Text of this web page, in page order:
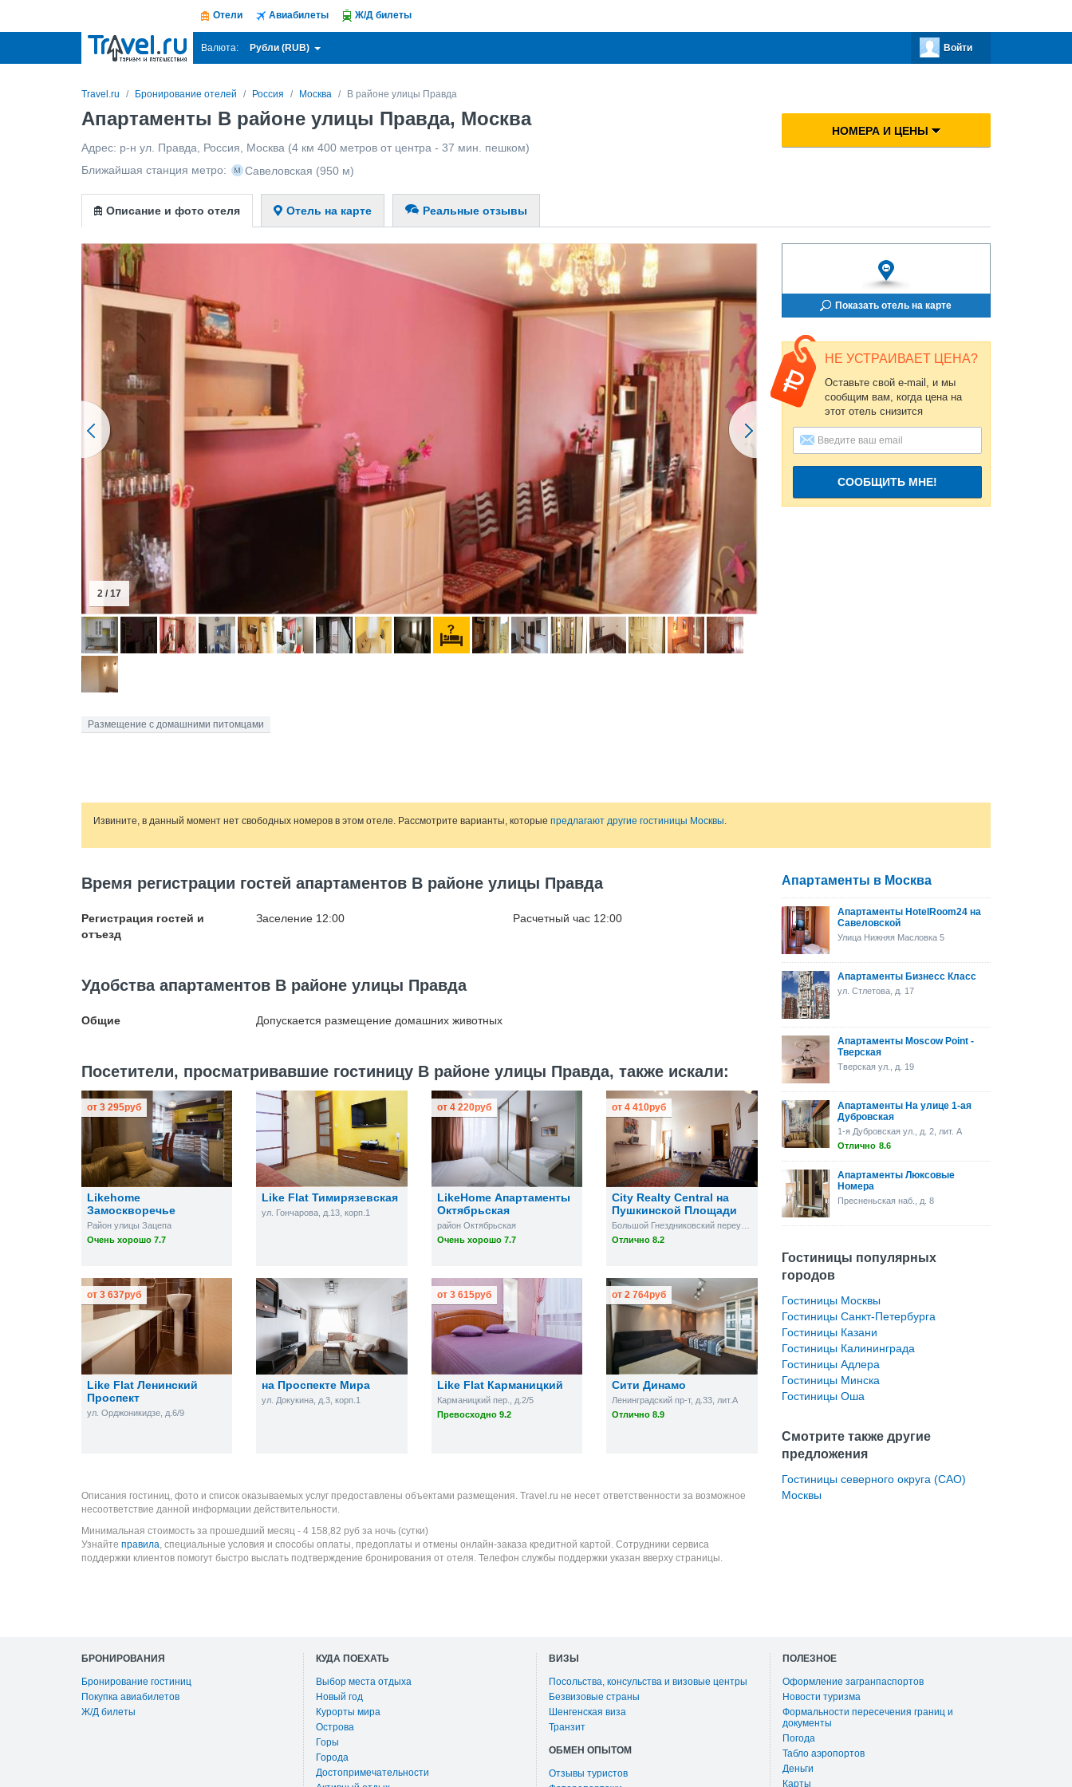
Отели Авиабилеты Ж/Д билеты
Валюта: Рубли (RUB) Войти
Travel.ru Бронирование отелей Россия Москва В районе улицы Правда
Апартаменты В районе улицы Правда, Москва
Адрес: р-н ул. Правда Россия Москва (4 км 400 метров от центра - 37 мин. пешком)
Ближайшая станция метро:
Савеловская (950 м)
НОМЕРА И ЦЕНЫ
Описание и фото отеля Отель на карте Реальные отзывы
2 / 17
Размещение с домашними питомцами
Показать отель на карте
НЕ УСТРАИВАЕТ ЦЕНА?
Оставьте свой e-mail, и мы
сообщим вам, когда цена на
этот отель снизится
СООБЩИТЬ МНЕ!
Извините, в данный момент нет свободных номеров в этом отеле. Рассмотрите варианты, которые предлагают другие гостиницы Москвы.
Время регистрации гостей апартаментов В районе улицы Правда
Регистрация гостей и
отъезд
Заселение 12:00 Расчетный час 12:00
Удобства апартаментов В районе улицы Правда
Общие Допускается размещение домашних животных
Посетители, просматривавшие гостиницу В районе улицы Правда, также искали:
Likehome
Замоскворечье
Район улицы Зацепа
Очень хорошо 7.7
от 3 295руб
Like Flat Тимирязевская
ул. Гончарова, д.13, корп.1
LikeHome Апартаменты
Октябрьская
район Октябрьская
Очень хорошо 7.7
от 4 220руб
City Realty Central на
Пушкинской Площади
Отлично 8.2
от4 410руб
Like Flat Ленинский
Проспект
ул. Орджоникидзе, д.6/9
от 3 637руб
на Проспекте Мира
ул. Докукина, д.3, корп.1
Like Flat Карманицкий
Карманицкий пер., д.2/5
Превосходно 9.2
от 3 615руб
Сити Динамо
Ленинградский пр-т, д.33, лит.А
Отлично 8.9
от2 764руб
Описания гостиниц, фото и список оказываемых услуг предоставлены объектами размещения. Travel.ru не несет ответственности за возможное
несоответствие данной информации действительности.
Минимальная стоимость за прошедший месяц - 4 158,82 руб за ночь (сутки)
Узнайте правила, специальные условия и способы оплаты, предоплаты и отмены онлайн-заказа кредитной картой. Сотрудники сервиса
поддержки клиентов помогут быстро выслать подтверждение бронирования от отеля. Телефон службы поддержки указан вверху страницы.
Апартаменты в Москва
Апартаменты HotelRoom24 на
Савеловской
Улица Нижняя Масловка 5
Апартаменты Бизнесс Класс
ул. Стлетова, д. 17
Апартаменты Moscow Point -
Тверская
Тверская ул., д. 19
Апартаменты На улице 1-ая
Дубровская
1-я Дубровская ул., д. 2, лит. А
Отлично 8.6
Апартаменты Люксовые
Номера
Пресненьская наб., д. 8
Гостиницы популярных
городов
Гостиницы Москвы
Гостиницы Санкт-Петербурга
Гостиницы Казани
Гостиницы Калининграда
Гостиницы Адлера
Гостиницы Минска
Гостиницы Оша
Смотрите также другие
предложения
Гостиницы северного округа (САО)
Москвы
БРОНИРОВАНИЯ
Бронирование гостиниц
Покупка авиабилетов
Ж/Д билеты
КУДА ПОЕХАТЬ
Выбор места отдыха
Новый год
Курорты мира
Острова
Горы
Города
Достопримечательности
ВИЗЫ
Посольства, консульства и визовые центры
Безвизовые страны
Шенгенская виза
Транзит
ОБМЕН ОПЫТОМ
Отзывы туристов
ПОЛЕЗНОЕ
Оформление загранпаспортов
Новости туризма
Формальности пересечения границ и
документы
Погода
Табло аэропортов
Деньги
Карты